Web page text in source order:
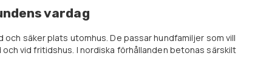
vardag
säker plats utomhus. De passar hundfamiljer som vill
vid fritidshus. I nordiska förhållanden betonas särskilt